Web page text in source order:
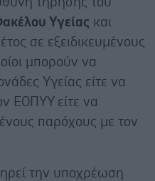
Υγείας και
σε εξειδικευμένους
μπορούν να
Υγείας είτε να
ΕΟΠΥΥ είτε να
παρόχους με τον
την υποχρέωση